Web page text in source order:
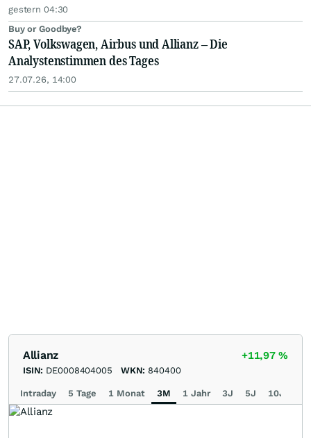
gestern 04:30
Buy or Goodbye?
SAP, Volkswagen, Airbus und Allianz – Die
Analystenstimmen des Tages
27.07.26, 14:00
Allianz +11,97%
ISIN: DE0008404005 WKN: 840400
Intraday 5 Tage 1 Monat 3M 1 Jahr 3J 5J 10J